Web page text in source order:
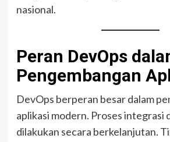
nasional.
Peran DevOps
Pengembangan
DevOps berperan besar dalam
aplikasi modern. Proses integrasi
dilakukan secara berkelanjutan.